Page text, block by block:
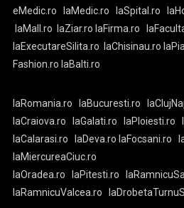
eMedic.ro laMedic.ro laSpital.ro
laMall.ro
laZiar.ro laFirma.ro
laExecutareSilita.ro
laChisinau.ro
Fashion.ro laBalti.ro
laRomania.ro laBucuresti.ro
laCraiova.ro
laGalati.ro laPloiesti.ro
laCalarasi.ro
laDeva.ro laFocsani.ro
laMiercureaCiuc.ro
laOradea.ro
laPitesti.ro
laRamnicuValcea.ro